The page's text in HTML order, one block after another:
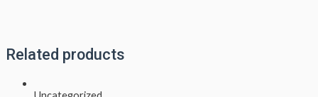
Related products